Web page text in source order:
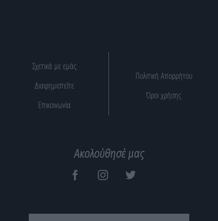
Σχετικά με εμάς
Διαφημιστείτε
Επικοινωνία
Πολιτική Απορρήτου
Όροι χρήσης
Ακολούθησέ μας